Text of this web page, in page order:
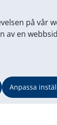
på vår
av en
Anpassa